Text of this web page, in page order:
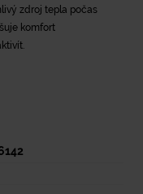
zdroj tepla počas
komfort